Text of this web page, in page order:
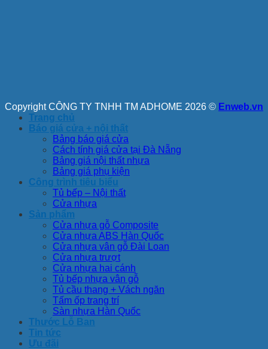
Copyright CÔNG TY TNHH TM ADHOME 2026 © Enweb.vn
Trang chủ
Báo giá cửa + nội thất
Bảng báo giá cửa
Cách tính giá cửa tại Đà Nẵng
Bảng giá nội thất nhựa
Bảng giá phụ kiện
Công trình tiêu biểu
Tủ bếp – Nội thất
Cửa nhựa
Sản phẩm
Cửa nhựa gỗ Composite
Cửa nhựa ABS Hàn Quốc
Cửa nhựa vân gỗ Đài Loan
Cửa nhựa trượt
Cửa nhựa hai cánh
Tủ bếp nhựa vân gỗ
Tủ cầu thang + Vách ngăn
Tấm ốp trang trí
Sàn nhựa Hàn Quốc
Thước Lỗ Ban
Tin tức
Ưu đãi